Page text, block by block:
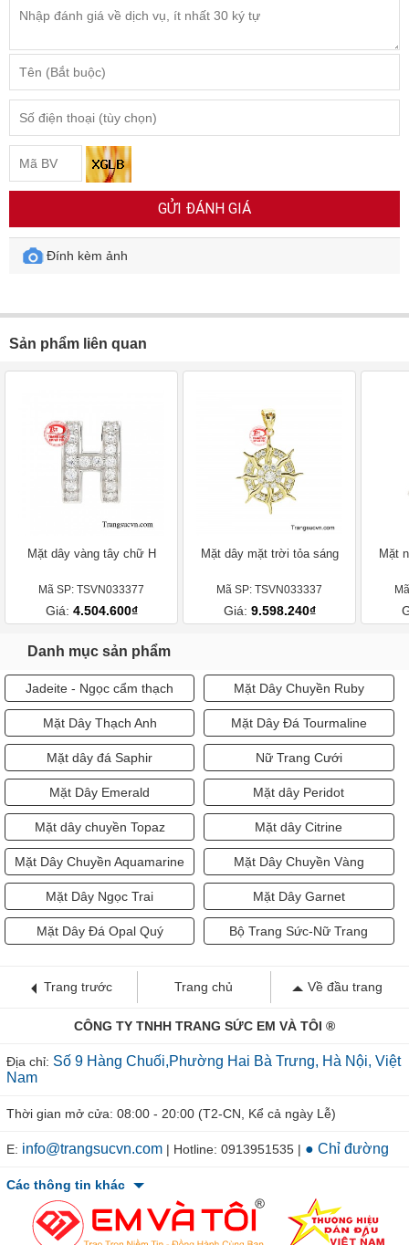
GỬI ĐÁNH GIÁ
Đính kèm ảnh
Sản phẩm liên quan
Mặt dây vàng tây chữ H
Mã SP: TSVN033377
Giá: 4.504.600₫
Mặt dây mặt trời tỏa sáng
Mã SP: TSVN033337
Giá: 9.598.240₫
Mặt
Danh mục sản phẩm
Jadeite - Ngọc cẩm thạch Mặt Dây Chuyền Ruby
Mặt Dây Thạch Anh Mặt Dây Đá Tourmaline
Mặt dây đá Saphir Nữ Trang Cưới
Mặt Dây Emerald Mặt dây Peridot
Mặt dây chuyền Topaz Mặt dây Citrine
Mặt Dây Chuyền Aquamarine Mặt Dây Chuyền Vàng
Mặt Dây Ngọc Trai Mặt Dây Garnet
Mặt Dây Đá Opal Quý Bộ Trang Sức-Nữ Trang
Trang trước Trang chủ Về đầu trang
CÔNG TY TNHH TRANG SỨC EM VÀ TÔI ®
Địa chỉ: Số 9 Hàng Chuối,Phường Hai Bà Trưng, Hà Nội, Việt
Nam
Thời gian mở cửa: 08:00 - 20:00 (T2-CN, Kể cả ngày Lễ)
E: info@trangsucvn.com | Hotline: 0913951535 | ● Chỉ đường
Các thông tin khác